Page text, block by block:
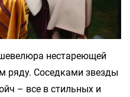
нестареющей
ряду. Соседками звезды
– все в стильных и